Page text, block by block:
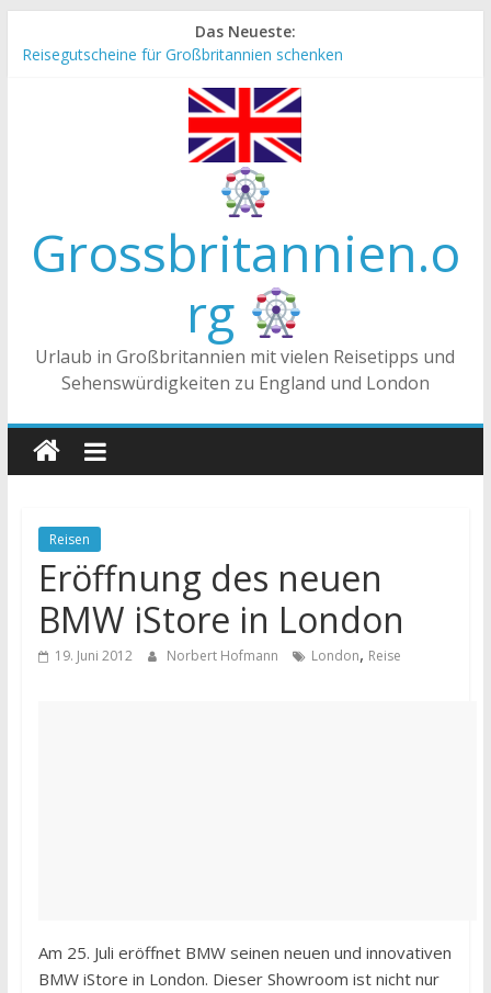
Inhalt
Das Neueste:
Reisegutscheine für Großbritannien schenken
Die Unterschiede zwischen Vereinigtes Königreich,
Großbritannien und England
Tea-Time – Was wird in Großbritannien getrunken?
Grossbritannien.o
rg
Urlaub in Großbritannien mit vielen Reisetipps und
Sehenswürdigkeiten zu England und London
Reisen
Eröffnung des neuen
BMW iStore in London
19. Juni 2012 Norbert Hofmann London, Reise
Am 25. Juli eröffnet BMW seinen neuen und innovativen
BMW iStore in London. Dieser Showroom ist nicht nur